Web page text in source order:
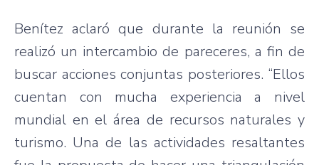
Benítez aclaró que durante la reunión se
realizó un intercambio de pareceres, a fin de
buscar acciones conjuntas posteriores. “Ellos
cuentan con mucha experiencia a nivel
mundial en el área de recursos naturales y
turismo. Una de las actividades resaltantes